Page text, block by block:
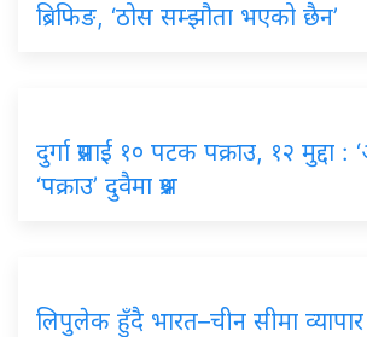
ब्रिफिङ, ‘ठोस सम्झौता भएको छैन’
दुर्गा प्रसाईं १० पटक पक्राउ, १२ मुद्दा :
‘पक्राउ’ दुवैमा प्रश्न
लिपुलेक हुँदै भारत–चीन सीमा